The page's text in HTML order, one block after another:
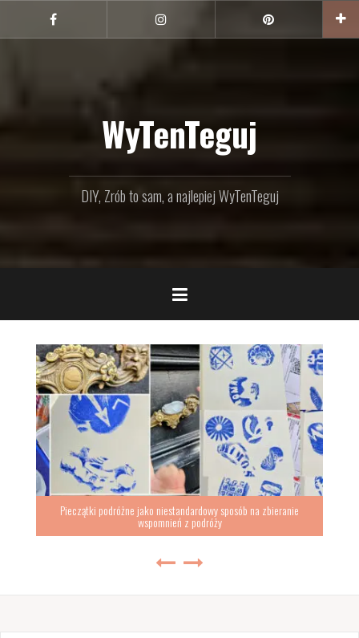
treści
Facebook
WyTenTeguj
DIY, Zrób to sam, a najlepiej WyTenTeguj
Pieczątki podróżne jako niestandardowy sposób na zbieranie
wspomnień z podróży